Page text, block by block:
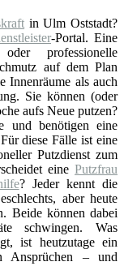
in Ulm Oststadt?
-Portal. Eine
professionelle
auf dem Plan
Innenräume als auch
Sie können (oder
aufs Neue putzen?
und benötigen eine
diese Fälle ist eine
Putzdienst zum
eine Putzfrau
? Jeder kennt die
aber heute
Beide können dabei
schwingen. Was
ist heutzutage ein
Ansprüchen – und